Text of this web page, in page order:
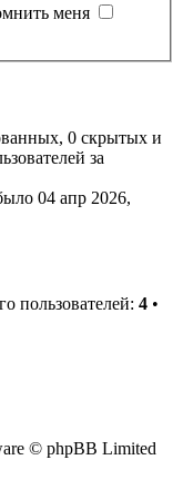
меня
0 скрытых и
за
04 апр 2026,
пользователей: 4 •
© phpBB Limited